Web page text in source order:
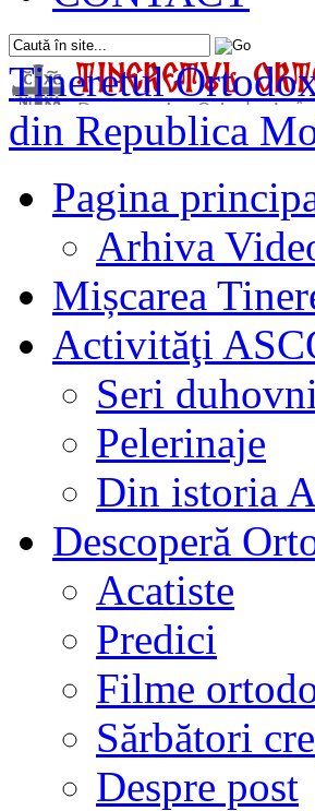
Tineretul
din Republica
Pagina
Arhiva
Mișcarea
Activităţi
Seri
Pelerinaje
Din istoria
Descoperă
Acatiste
Predici
Filme
Sărbători
Despre post